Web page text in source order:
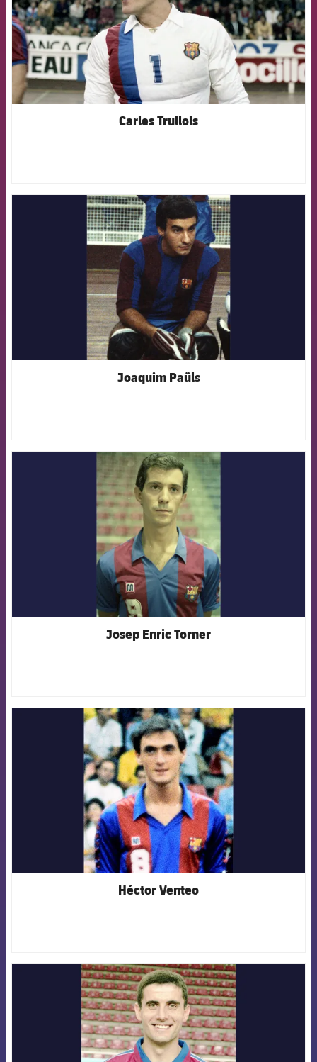
Carles Trullols
FCB Barcelona badge
Joaquim Paüls
FCB Barcelona badge
Josep Enric Torner
FCB Barcelona badge
Héctor Venteo
FCB Barcelona badge